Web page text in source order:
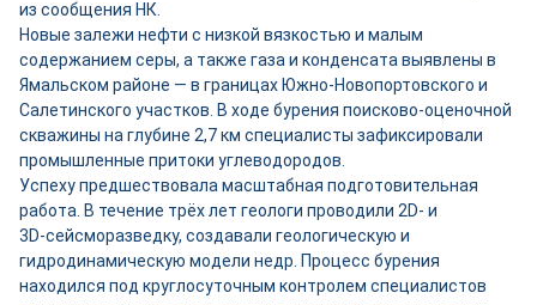
из сообщения НК.
Новые залежи нефти с низкой вязкостью и малым
содержанием серы, а также газа и конденсата выявлены в
Ямальском районе — в границах Южно‑Новопортовского и
Салетинского участков. В ходе бурения поисково‑оценочной
скважины на глубине 2,7 км специалисты зафиксировали
промышленные притоки углеводородов.
Успеху предшествовала масштабная подготовительная
работа. В течение трёх лет геологи проводили 2D‑ и
3D‑сейсморазведку, создавали геологическую и
гидродинамическую модели недр. Процесс бурения
находился под круглосуточным контролем специалистов